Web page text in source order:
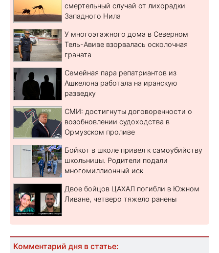
смертельный случай от лихорадки
Западного Нила
У многоэтажного дома в Северном
Тель-Авиве взорвалась осколочная
граната
Семейная пара репатриантов из
Ашкелона работала на иранскую
разведку
СМИ: достигнуты договоренности о
возобновлении судоходства в
Ормузском проливе
Бойкот в школе привел к самоубийству
школьницы. Родители подали
многомиллионный иск
Двое бойцов ЦАХАЛ погибли в Южном
Ливане, четверо тяжело ранены
Комментарий дня в статье: